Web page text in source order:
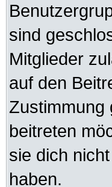
sind
Mitglieder
auf den
Zustimmung
beitreten
sie dich
haben.